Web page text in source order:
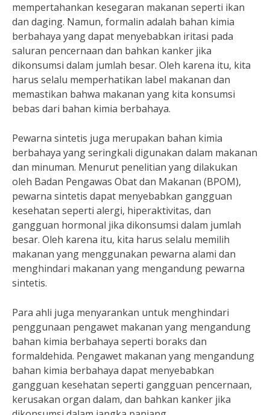
mempertahankan kesegaran makanan seperti ikan
dan daging. Namun, formalin adalah bahan kimia
berbahaya yang dapat menyebabkan iritasi pada
saluran pencernaan dan bahkan kanker jika
dikonsumsi dalam jumlah besar. Oleh karena itu, kita
harus selalu memperhatikan label makanan dan
memastikan bahwa makanan yang kita konsumsi
bebas dari bahan kimia berbahaya.
Pewarna sintetis juga merupakan bahan kimia
berbahaya yang seringkali digunakan dalam makanan
dan minuman. Menurut penelitian yang dilakukan
oleh Badan Pengawas Obat dan Makanan (BPOM),
pewarna sintetis dapat menyebabkan gangguan
kesehatan seperti alergi, hiperaktivitas, dan
gangguan hormonal jika dikonsumsi dalam jumlah
besar. Oleh karena itu, kita harus selalu memilih
makanan yang menggunakan pewarna alami dan
menghindari makanan yang mengandung pewarna
sintetis.
Para ahli juga menyarankan untuk menghindari
penggunaan pengawet makanan yang mengandung
bahan kimia berbahaya seperti boraks dan
formaldehida. Pengawet makanan yang mengandung
bahan kimia berbahaya dapat menyebabkan
gangguan kesehatan seperti gangguan pencernaan,
kerusakan organ dalam, dan bahkan kanker jika